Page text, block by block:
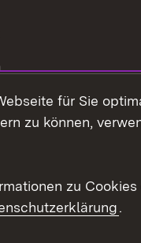
für Sie
zu können,
zu
.